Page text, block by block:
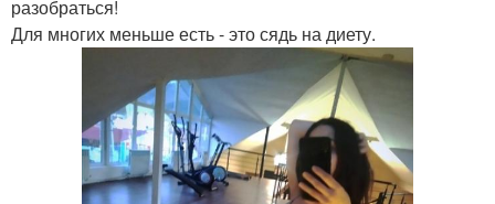
разобраться!
Для многих меньше есть - это сядь на диету.